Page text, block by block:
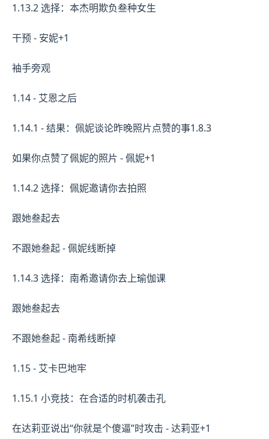
1.13.2 选择：本杰明欺负叁种女生
干预 - 安妮+1
袖手旁观
1.14 - 艾恩之后
1.14.1 - 结果：佩妮谈论昨晚照片点赞的事1.8.3
如果你点赞了佩妮的照片 - 佩妮+1
1.14.2 选择：佩妮邀请你去拍照
跟她叁起去
不跟她叁起 - 佩妮线断掉
1.14.3 选择：南希邀请你去上瑜伽课
跟她叁起去
不跟她叁起 - 南希线断掉
1.15 - 艾卡巴地牢
1.15.1 小竞技：在合适的时机袭击孔
在达莉亚说出“你就是个傻逼”时攻击 - 达莉亚+1